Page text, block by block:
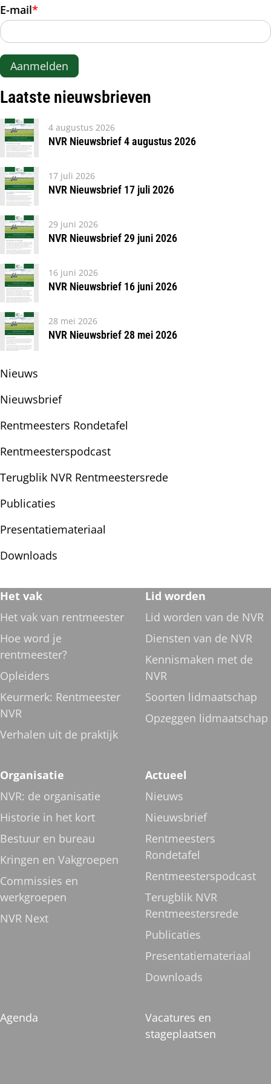
E-mail*
Aanmelden
Laatste nieuwsbrieven
4 augustus 2026
NVR Nieuwsbrief 4 augustus 2026
17 juli 2026
NVR Nieuwsbrief 17 juli 2026
29 juni 2026
NVR Nieuwsbrief 29 juni 2026
16 juni 2026
NVR Nieuwsbrief 16 juni 2026
28 mei 2026
NVR Nieuwsbrief 28 mei 2026
Subnavigatie
Nieuws
Nieuwsbrief
Rentmeesters Rondetafel
Rentmeesterspodcast
Terugblik NVR Rentmeestersrede
Publicaties
Presentatiemateriaal
Downloads
Footer
navigatie
Het vak
Het vak van rentmeester
Hoe word je
rentmeester?
Opleiders
Keurmerk: Rentmeester
NVR
Verhalen uit de praktijk
Lid worden
Lid worden van de NVR
Diensten van de NVR
Kennismaken met de
NVR
Soorten lidmaatschap
Opzeggen lidmaatschap
Organisatie
NVR: de organisatie
Historie in het kort
Bestuur en bureau
Kringen en Vakgroepen
Commissies en
werkgroepen
NVR Next
Actueel
Nieuws
Nieuwsbrief
Rentmeesters
Rondetafel
Rentmeesterspodcast
Terugblik NVR
Rentmeestersrede
Publicaties
Presentatiemateriaal
Downloads
Agenda
Vacatures en
stageplaatsen